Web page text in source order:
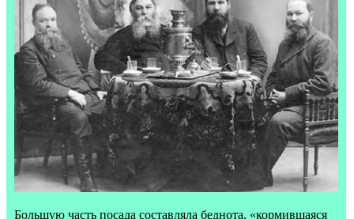
Большую часть посада составляла беднота, «кормившаяся